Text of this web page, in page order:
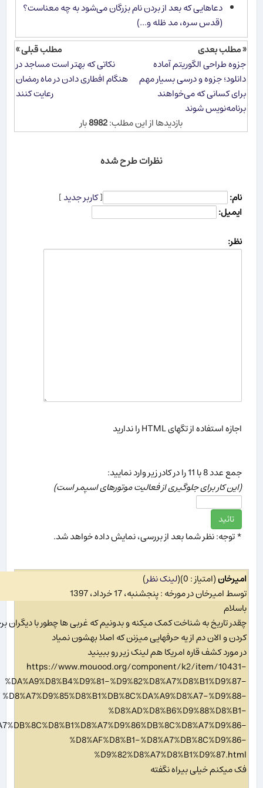
دعاهایی که بعد از بردن نام بزرگان می‌شود به چه معناست؟
(قدس سره، مد ظله و...)
مطلب قبلی »
نکاتی که بهتر است مساجد در
هنگام افطاری دادن در ماه رمضان
رعایت کنند
« مطلب بعدی
جزوه طراحی الگوریتم آماده
دانلود؛ جزوه و درسی بسیار مهم
برای کسانی که می‌خواهند
برنامه‌نویس شوند
بازدیدها از این مطلب:8982بار
نظرات طرح شده
نام: [کاربر جدید]
ایمیل:
نظر:
اجازه استفاده از تگهای HTML را ندارید
جمع عدد 8 با 11 را در كادر زیر وارد نمایید:
(این كار برای جلوگیری از فعالیت موتورهای اسپمر است)
* توجه: نظر شما بعد از بررسی، نمایش داده خواهد شد.
امیرخان(امتیاز : 0) (لینک نظر)
توسط امیرخان در مورخه : پنجشنبه، 17 خرداد، 1397
باسلام
چقدر تاریخ به شناخت کمک میکنه و بدونیم که غربی ها چطور با دیگران
کردن و الان دم از یه حرفهایی میزنن که اصلا بهشون نمیاد
در مورد کشف قاره امریکا هم لینک زیر رو ببینید
https://www.mouood.org/component/k2/item/10431-
%DA%A9%D8%B4%D9%81-%D9%82%D8%A7%D8%B1%D9%87-
%D8%A7%D9%85%D8%B1%DB%8C%DA%A9%D8%A7-%D9%88-
%D8%AD%D8%B6%D9%88%D8%B1-
%D8%AF%D8%B1-%D8%A7%DB%8C%D9%86-
%D9%82%D8%A7%D8%B1%D9%87.html
فک میکنم خیلی بیراه نگفته